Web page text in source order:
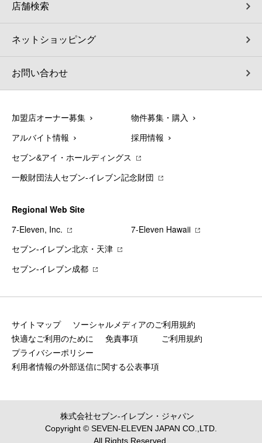
店舗検索
ネットショッピング
お問い合わせ
加盟店オーナー募集 物件募集・購入
アルバイト情報 採用情報
セブン&アイ・ホールディングス
一般財団法人セブン-イレブン記念財団
Regional Web Site
7‐Eleven, Inc.
7‐Eleven Hawaii
セブン‐イレブン北京・天津
セブン‐イレブン成都
サイトマップ
ソーシャルメディアのご利用規約
快適なご利用のために
免責事項
ご利用規約
プライバシーポリシー
利用者情報の外部送信に関する公表事項
株式会社セブン‐イレブン・ジャパン
Copyright © SEVEN-ELEVEN JAPAN CO.,LTD.
All Rights Reserved.